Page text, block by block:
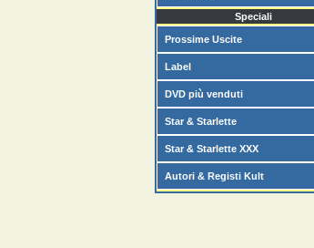
Speciali
Prossime Uscite
Label
DVD più venduti
Star & Starlette
Star & Starlette XXX
Autori & Registi Kult